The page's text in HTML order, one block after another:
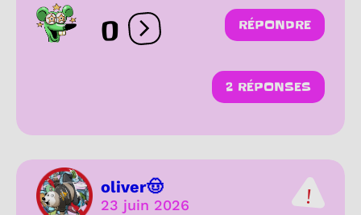
0 Ouvrir les réactions
RÉPONDRE
2 RÉPONSES
oliver🤠
23 juin 2026